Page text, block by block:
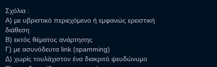
Σχόλια :
Α) με υβριστικό περιεχόμενο ή εμφανώς ερειστική
διάθεση
Β) εκτός θέματος ανάρτησης
Γ) με ασυνόδευτα link (spamming)
Δ) χωρίς τουλάχιστον ένα διακριτό ψευδώνυμο